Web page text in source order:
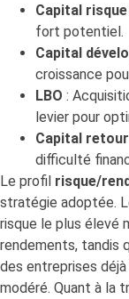
Capital risque
fort potentiel.
Capital
croissance
LBO :
levier pour
Capital
difficulté
Le profil risque/
stratégie adoptée.
risque le plus élevé
rendements, tandis
des entreprises
modéré. Quant à la